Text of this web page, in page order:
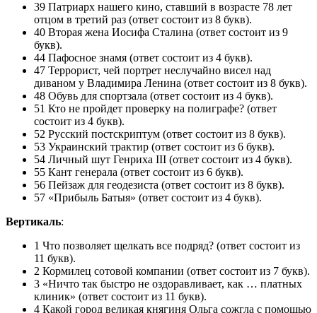
39 Патриарх нашего кино, ставший в возрасте 78 лет
отцом в третий раз (ответ состоит из 8 букв).
40 Вторая жена Иосифа Сталина (ответ состоит из 9
букв).
44 Пафосное знамя (ответ состоит из 4 букв).
47 Террорист, чей портрет неслучайно висел над
диваном у Владимира Ленина (ответ состоит из 8 букв).
48 Обувь для спортзала (ответ состоит из 4 букв).
51 Кто не пройдет проверку на полиграфе? (ответ
состоит из 4 букв).
52 Русский постскриптум (ответ состоит из 8 букв).
53 Украинский трактир (ответ состоит из 6 букв).
54 Личный шут Генриха III (ответ состоит из 4 букв).
55 Кант генерала (ответ состоит из 6 букв).
56 Пейзаж для геодезиста (ответ состоит из 8 букв).
57 «Прибыль Батыя» (ответ состоит из 4 букв).
Вертикаль:
1 Что позволяет щелкать все подряд? (ответ состоит из
11 букв).
2 Кормилец сотовой компании (ответ состоит из 7 букв).
3 «Ничто так быстро не оздоравливает, как … платных
клиник» (ответ состоит из 11 букв).
4 Какой город великая княгиня Ольга сожгла с помощью